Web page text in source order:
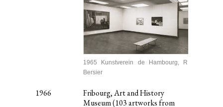
1965 Kunstverein de Hambourg, R
Bersier
1966
Fribourg, Art and History
Museum (103 artworks from